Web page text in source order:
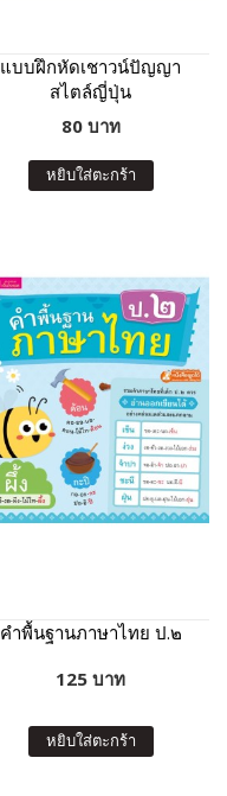
แบบฝึกหัดเชาวน์ปัญญา
สไตล์ญี่ปุ่น
80 บาท
หยิบใส่ตะกร้า
คำพื้นฐานภาษาไทย ป.๒
125 บาท
หยิบใส่ตะกร้า